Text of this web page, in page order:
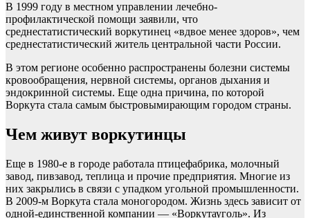
В 1999 году в местном управлении лечебно-
профилактической помощи заявили, что
среднестатистический воркутинец «вдвое менее здоров», чем
среднестатистический житель центральной части России.
В этом регионе особенно распространены болезни системы
кровообращения, нервной системы, органов дыхания и
эндокринной системы. Еще одна причина, по которой
Воркута стала самым быстровымирающим городом страны.
Чем живут воркутинцы
Еще в 1980-е в городе работала птицефабрика, молочный
завод, пивзавод, теплица и прочие предприятия. Многие из
них закрылись в связи с упадком угольной промышленности.
В 2009-м Воркута стала моногородом. Жизнь здесь зависит от
одной-единственной компании — «Воркутауголь». Из